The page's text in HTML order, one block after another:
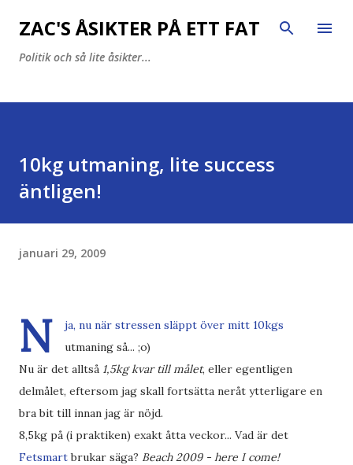
Fortsätt till huvudinnehåll
ZAC'S ÅSIKTER PÅ ETT FAT
Politik och så lite åsikter...
10kg utmaning, lite success
äntligen!
januari 29, 2009
N
ja, nu när stressen släppt över mitt 10kgs
utmaning så... ;o)
Nu är det alltså 1,5kg kvar till målet, eller egentligen
delmålet, eftersom jag skall fortsätta neråt ytterligare en
bra bit till innan jag är nöjd.
8,5kg på (i praktiken) exakt åtta veckor... Vad är det
Fetsmartbrukar säga? Beach 2009 - here I come!